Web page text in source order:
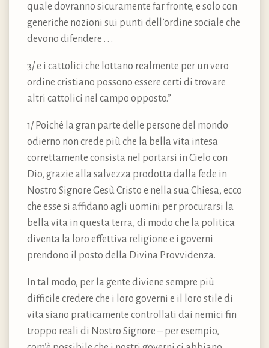
quale dovranno sicuramente far fronte, e solo con
generiche nozioni sui punti dell’ordine sociale che
devono difendere . . .
3/ e i cattolici che lottano realmente per un vero
ordine cristiano possono essere certi di trovare
altri cattolici nel campo opposto.”
1/ Poiché la gran parte delle persone del mondo
odierno non crede più che la bella vita intesa
correttamente consista nel portarsi in Cielo con
Dio, grazie alla salvezza prodotta dalla fede in
Nostro Signore Gesù Cristo e nella sua Chiesa, ecco
che esse si affidano agli uomini per procurarsi la
bella vita in questa terra, di modo che la politica
diventa la loro effettiva religione e i governi
prendono il posto della Divina Provvidenza.
In tal modo, per la gente diviene sempre più
difficile credere che i loro governi e il loro stile di
vita siano praticamente controllati dai nemici fin
troppo reali di Nostro Signore – per esempio,